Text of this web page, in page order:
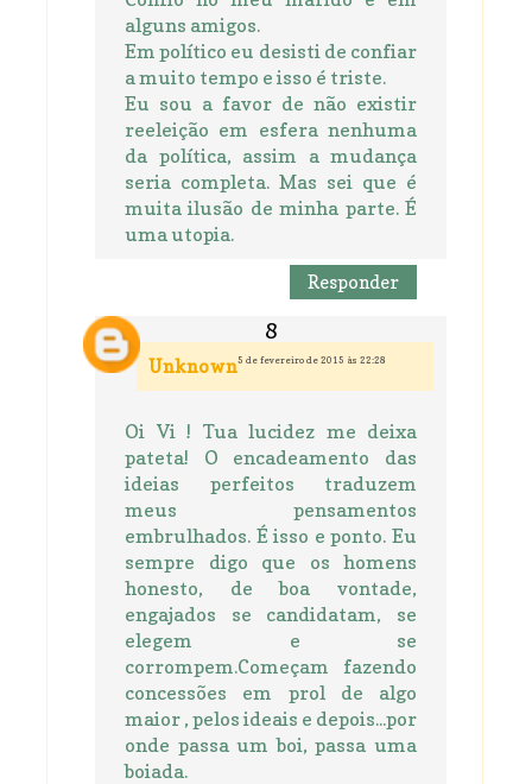
alguns amigos.
Em político eu desisti de confiar
a muito tempo e isso é triste.
Eu sou a favor de não existir
reeleição em esfera nenhuma
da política, assim a mudança
seria completa. Mas sei que é
muita ilusão de minha parte. É
uma utopia.
Responder
Unknown5 de fevereiro de 2015 às 22:28
Oi Vi ! Tua lucidez me deixa
pateta! O encadeamento das
ideias perfeitos traduzem
meus pensamentos
embrulhados. É isso e ponto. Eu
sempre digo que os homens
honesto, de boa vontade,
engajados se candidatam, se
elegem e se
corrompem.Começam fazendo
concessões em prol de algo
maior , pelos ideais e depois...por
onde passa um boi, passa uma
boiada.